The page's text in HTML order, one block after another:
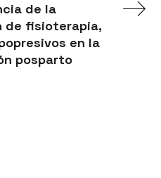
de la
de fisioterapia,
en la
posparto